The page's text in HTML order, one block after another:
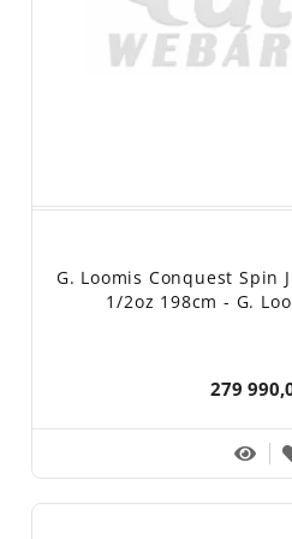
G. Loomis Conquest Spin
1/2oz 198cm - G.
279